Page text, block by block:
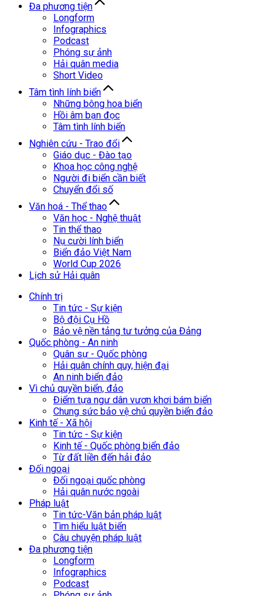
Đa phương tiện
Longform
Infographics
Podcast
Phóng sự ảnh
Hải quân media
Short Video
Tâm tình lính biển
Những bông hoa biển
Hồi âm bạn đọc
Tâm tình lính biển
Nghiên cứu - Trao đổi
Giáo dục - Đào tạo
Khoa học công nghệ
Người đi biển cần biết
Chuyển đổi số
Văn hoá - Thể thao
Văn học - Nghệ thuật
Tin thể thao
Nụ cười lính biển
Biển đảo Việt Nam
World Cup 2026
Lịch sử Hải quân
Chính trị
Tin tức - Sự kiện
Bộ đội Cụ Hồ
Bảo vệ nền tảng tư tưởng của Đảng
Quốc phòng - An ninh
Quân sự - Quốc phòng
Hải quân chính quy, hiện đại
An ninh biển đảo
Vì chủ quyền biển, đảo
Điểm tựa ngư dân vươn khơi bám biển
Chung sức bảo vệ chủ quyền biển đảo
Kinh tế - Xã hội
Tin tức - Sự kiện
Kinh tế - Quốc phòng biển đảo
Từ đất liền đến hải đảo
Đối ngoại
Đối ngoại quốc phòng
Hải quân nước ngoài
Pháp luật
Tin tức-Văn bản pháp luật
Tìm hiểu luật biển
Câu chuyện pháp luật
Đa phương tiện
Longform
Infographics
Podcast